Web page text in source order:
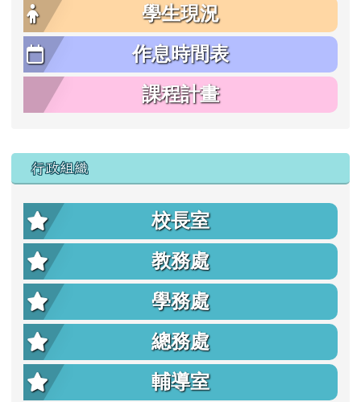
學生現況
作息時間表
課程計畫
行政組織
校長室
教務處
學務處
總務處
輔導室